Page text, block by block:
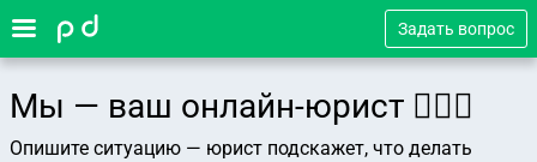
Задать вопрос
Мы — ваш онлайн-юрист 👨🏻‍⚖️
Опишите ситуацию — юрист подскажет, что делать